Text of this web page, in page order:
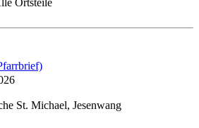
Ortsteile
St. Michael, Jesenwang